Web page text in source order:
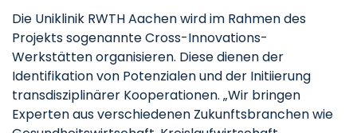
Die Uniklinik RWTH Aachen wird im Rahmen des
Projekts sogenannte Cross-Innovations-
Werkstätten organisieren. Diese dienen der
Identifikation von Potenzialen und der Initiierung
transdisziplinärer Kooperationen. „Wir bringen
Experten aus verschiedenen Zukunftsbranchen wie